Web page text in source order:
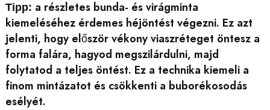
Tipp: a részletes bunda- és virágminta
kiemeléséhez érdemes héjöntést végezni. Ez azt
jelenti, hogy először vékony viaszréteget öntesz a
forma falára, hagyod megszilárdulni, majd
folytatod a teljes öntést. Ez a technika kiemeli a
finom mintázatot és csökkenti a buborékosodás
esélyét.